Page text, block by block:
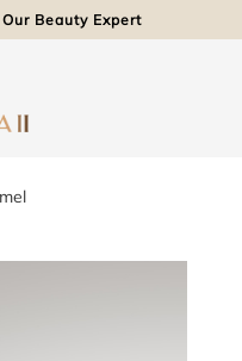
Beauty Expert